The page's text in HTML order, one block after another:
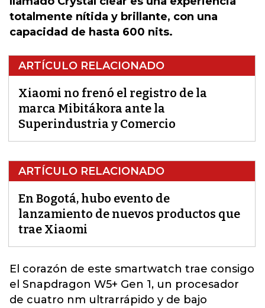
totalmente nítida y brillante, con una
capacidad de hasta 600 nits.
ARTÍCULO RELACIONADO
Xiaomi no frenó el registro de la
marca Mibitákora ante la
Superindustria y Comercio
ARTÍCULO RELACIONADO
En Bogotá, hubo evento de
lanzamiento de nuevos productos que
trae Xiaomi
El corazón de este smartwatch trae consigo
el Snapdragon W5+ Gen 1, un procesador
de cuatro nm ultrarrápido y de bajo